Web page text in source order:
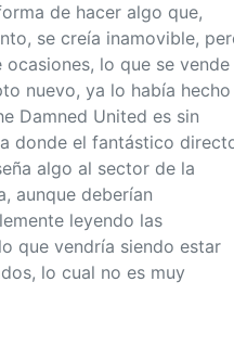
de hacer algo que,
se creía inamovible,
ocasiones, lo que se vende
nuevo, ya lo había hecho
Damned United es sin
donde el fantástico
algo al sector de la
aunque deberían
leyendo las
que vendría siendo estar
lo cual no es muy